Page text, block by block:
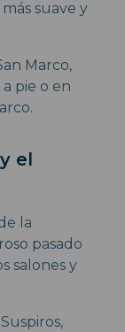
suave y
Marco,
pie o en
el
la
pasado
salones y